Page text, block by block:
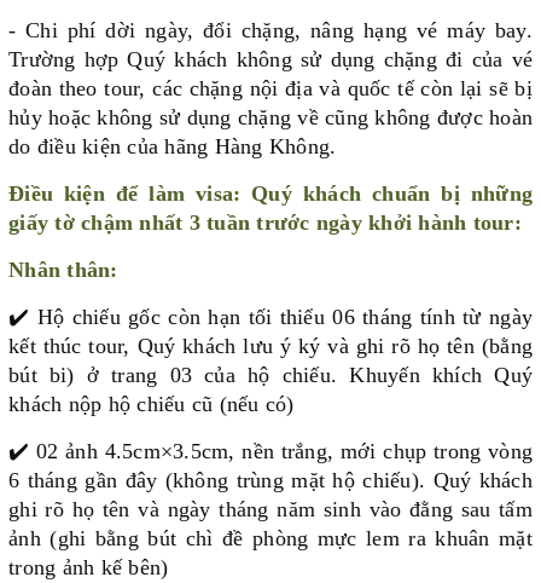
- Chi phí dời ngày, đổi chặng, nâng hạng vé máy bay.
Trường hợp Quý khách không sử dụng chặng đi của vé
đoàn theo tour, các chặng nội địa và quốc tế còn lại sẽ bị
hủy hoặc không sử dụng chặng về cũng không được hoàn
do điều kiện của hãng Hàng Không.
Điều kiện để làm visa: Quý khách chuẩn bị những
giấy tờ chậm nhất 3 tuần trước ngày khởi hành tour:
Nhân thân:
✔️ Hộ chiếu gốc còn hạn tối thiểu 06 tháng tính từ ngày
kết thúc tour, Quý khách lưu ý ký và ghi rõ họ tên (bằng
bút bi) ở trang 03 của hộ chiếu. Khuyến khích Quý
khách nộp hộ chiếu cũ (nếu có)
✔️ 02 ảnh 4.5cm×3.5cm, nền trắng, mới chụp trong vòng
6 tháng gần đây (không trùng mặt hộ chiếu). Quý khách
ghi rõ họ tên và ngày tháng năm sinh vào đằng sau tấm
ảnh (ghi bằng bút chì đề phòng mực lem ra khuân mặt
trong ảnh kế bên)